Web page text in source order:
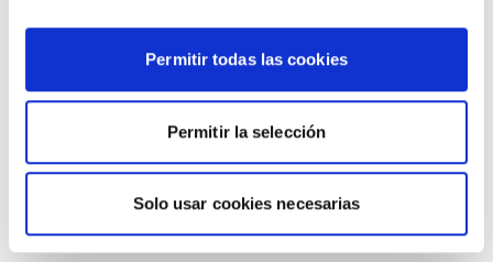
Permitir todas las cookies
Permitir la selección
Solo usar cookies necesarias